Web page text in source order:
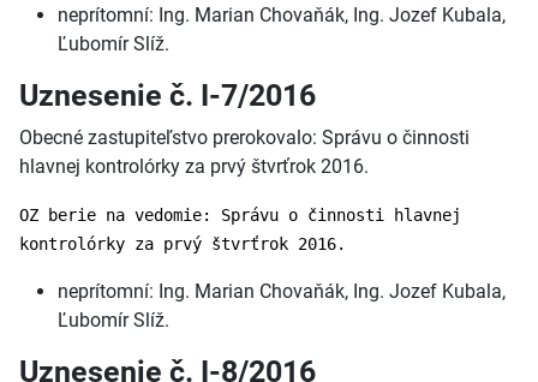
neprítomní: Ing. Marian Chovaňák, Ing. Jozef Kubala,
Ľubomír Slíž.
Uznesenie č. I-7/2016
Obecné zastupiteľstvo prerokovalo: Správu o činnosti
hlavnej kontrolórky za prvý štvrťrok 2016.
OZ berie na vedomie: Správu o činnosti hlavnej
kontrolórky za prvý štvrťrok 2016.
neprítomní: Ing. Marian Chovaňák, Ing. Jozef Kubala,
Ľubomír Slíž.
Uznesenie č. I-8/2016